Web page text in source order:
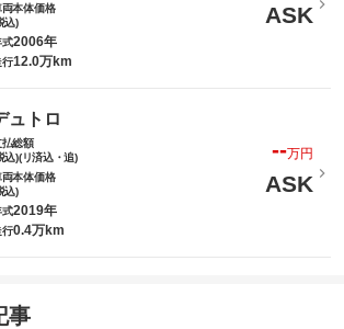
両本体価格
込)
ASK
式2006年
行12.0万km
ュトロ
払総額
込)(リ済込・追)
--万円
両本体価格
込)
ASK
式2019年
行0.4万km
事